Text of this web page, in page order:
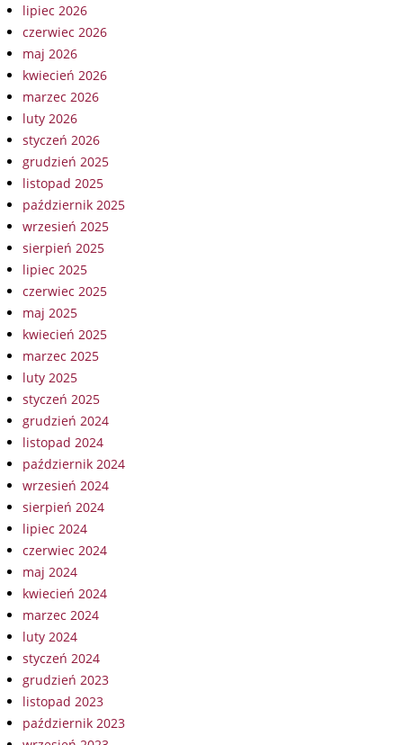
lipiec 2026
czerwiec 2026
maj 2026
kwiecień 2026
marzec 2026
luty 2026
styczeń 2026
grudzień 2025
listopad 2025
październik 2025
wrzesień 2025
sierpień 2025
lipiec 2025
czerwiec 2025
maj 2025
kwiecień 2025
marzec 2025
luty 2025
styczeń 2025
grudzień 2024
listopad 2024
październik 2024
wrzesień 2024
sierpień 2024
lipiec 2024
czerwiec 2024
maj 2024
kwiecień 2024
marzec 2024
luty 2024
styczeń 2024
grudzień 2023
listopad 2023
październik 2023